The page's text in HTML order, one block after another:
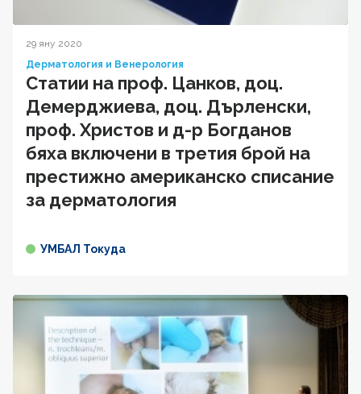
29 яну 2020
Дерматология и Венерология
Статии на проф. Цанков, доц.
Демерджиева, доц. Дърленски,
проф. Христов и д-р Богданов
бяха включени в третия брой на
престижно американско списание
за дерматология
УМБАЛ Токуда